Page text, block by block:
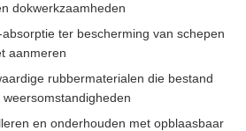
dokwerkzaamheden
ter bescherming van schepen
aanmeren
rubbermaterialen die bestand
en onderhouden met opblaasbaar